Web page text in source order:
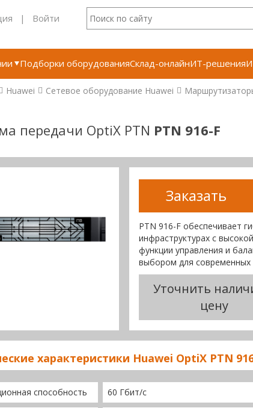
| Войти
Подборки оборудованияСклад-онлайнИТ-решения
Huawei Сетевое оборудование Huawei
передачи OptiX PTN PTN 916-F
Заказать
PTN 916-F обеспечивает
инфраструктурах с
функции управления и
выбором для современных
Уточнить
цену
характеристики Huawei OptiX PTN
способность 60 Гбит/с